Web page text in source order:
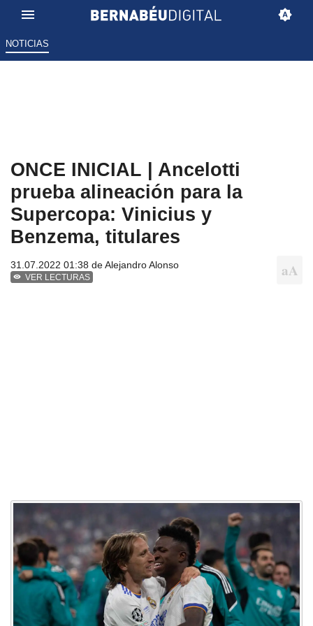
NOTICIAS
ONCE INICIAL | Ancelotti
prueba alineación para la
Supercopa: Vinicius y
Benzema, titulares
31.07.2022 01:38 deAlejandro Alonso
VER LECTURAS